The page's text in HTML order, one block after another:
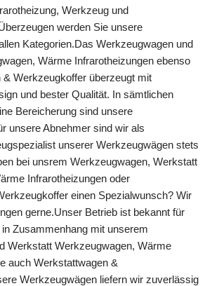
Werkzeug und
werden Sie unsere
Kategorien.Das Werkzeugwagen und
Wärme Infrarotheizungen ebenso
Werkzeugkoffer überzeugt mit
und bester Qualität. In sämtlichen
Bereicherung sind unsere
unsere Abnehmer sind wir als
unserer Werkzeugwägen stets
bei unsrem Werkzeugwagen, Werkstatt
Infrarotheizungen oder
einen Spezialwunsch? Wir
gerne.Unser Betrieb ist bekannt für
Zusammenhang mit unserem
Werkstatt Werkzeugwagen, Wärme
auch Werkstattwagen &
Werkzeugwägen liefern wir zuverlässig